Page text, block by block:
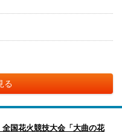
る
国花火競技大会「大曲の花